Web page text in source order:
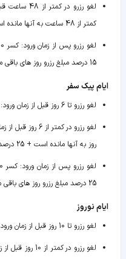
لغو رزرو در کمتر از 48 ساعت قبل از زمان ورود
کمتر از 48 ساعت به آنها مانده است + 15 درصد باقی روز ها
لغو رزرو پس از زمان ورود:
15 درصد مبلغ رزرو روز های باقی مانده.
ایام پیک سفر
لغو رزرو تا 6 روز قبل از زمان ورود :
لغو رزرو در کمتر از 6 روز قبل از زمان ورود
روز به آنها مانده است + 25 درصد باقی روز ها
لغو رزرو پس از زمان ورود:
25 درصد مبلغ رزرو روز های باقی مانده
ایام نوروز
لغو رزرو تا 10 روز قبل از زمان ورود
لغو رزرو در کمتر از 10 روز قبل از زمان ورود